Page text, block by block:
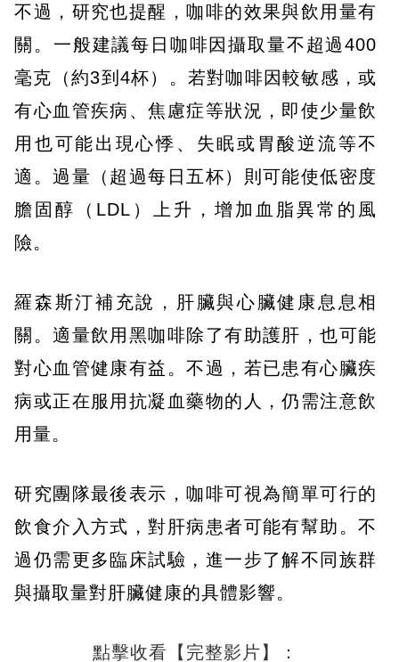
不過，研究也提醒，咖啡的效果與飲用量有
關。一般建議每日咖啡因攝取量不超過400
毫克（約3到4杯）。若對咖啡因較敏感，或
有心血管疾病、焦慮症等狀況，即使少量飲
用也可能出現心悸、失眠或胃酸逆流等不
適。過量（超過每日五杯）則可能使低密度
膽固醇（LDL）上升，增加血脂異常的風
險。
羅森斯汀補充說，肝臟與心臟健康息息相
關。適量飲用黑咖啡除了有助護肝，也可能
對心血管健康有益。不過，若已患有心臟疾
病或正在服用抗凝血藥物的人，仍需注意飲
用量。
研究團隊最後表示，咖啡可視為簡單可行的
飲食介入方式，對肝病患者可能有幫助。不
過仍需更多臨床試驗，進一步了解不同族群
與攝取量對肝臟健康的具體影響。
點擊收看【完整影片】：